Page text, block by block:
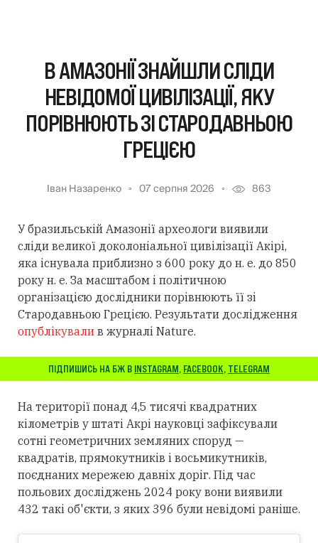
В АМАЗОНІЇ ЗНАЙШЛИ СЛІДИ
НЕВІДОМОЇ ЦИВІЛІЗАЦІЇ, ЯКУ
ПОРІВНЮЮТЬ ЗІ СТАРОДАВНЬОЮ
ГРЕЦІЄЮ
Іван Назаренко 07 серпня 2026 863
У бразильській Амазонії археологи виявили
сліди великої доколоніальної цивілізації Акірі,
яка існувала приблизно з 600 року до н. е. до 850
року н. е. За масштабом і політичною
організацією дослідники порівнюють її зі
Стародавньою Грецією. Результати дослідження
опублікували в журналі Nature.
ПІДПИШИСЬ НА БЖ В INSTAGRAM, FACEBOOK, TELEGRAM
На території понад 4,5 тисячі квадратних
кілометрів у штаті Акрі науковці зафіксували
сотні геометричних земляних споруд —
квадратів, прямокутників і восьмикутників,
поєднаних мережею давніх доріг. Під час
польових досліджень 2024 року вони виявили
432 такі об'єкти, з яких 396 були невідомі раніше.